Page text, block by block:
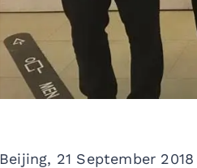
Beijing, 21 September